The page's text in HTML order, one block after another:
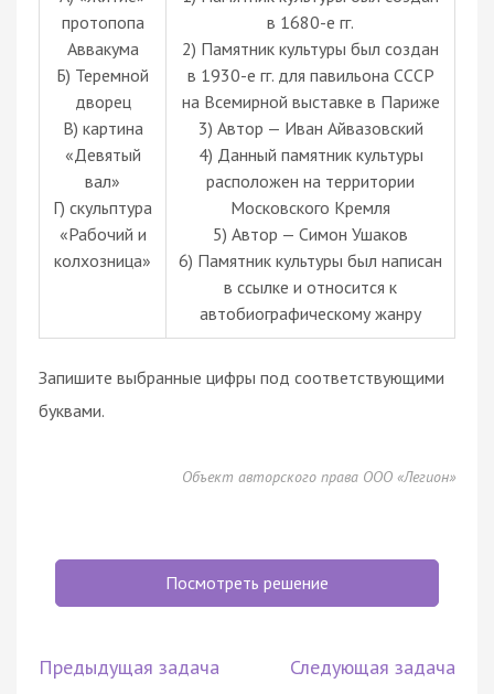
протопопа
Аввакума
Б) Теремной
дворец
В) картина
«Девятый
вал»
Г) скульптура
«Рабочий и
колхозница»
в 1680-е гг.
2) Памятник культуры был создан
в 1930-е гг. для павильона СССР
на Всемирной выставке в Париже
3) Автор — Иван Айвазовский
4) Данный памятник культуры
расположен на территории
Московского Кремля
5) Автор — Симон Ушаков
6) Памятник культуры был написан
в ссылке и относится к
автобиографическому жанру
Запишите выбранные цифры под соответствующими
буквами.
Объект авторского права ООО «Легион»
Посмотреть решение
Предыдущая задача Следующая задача